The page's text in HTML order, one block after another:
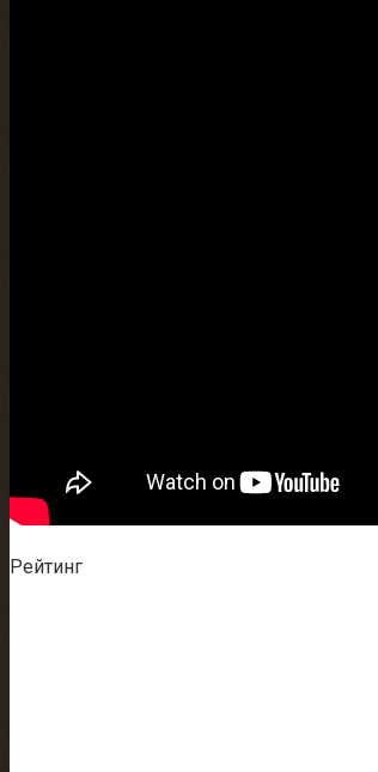
Рейтинг